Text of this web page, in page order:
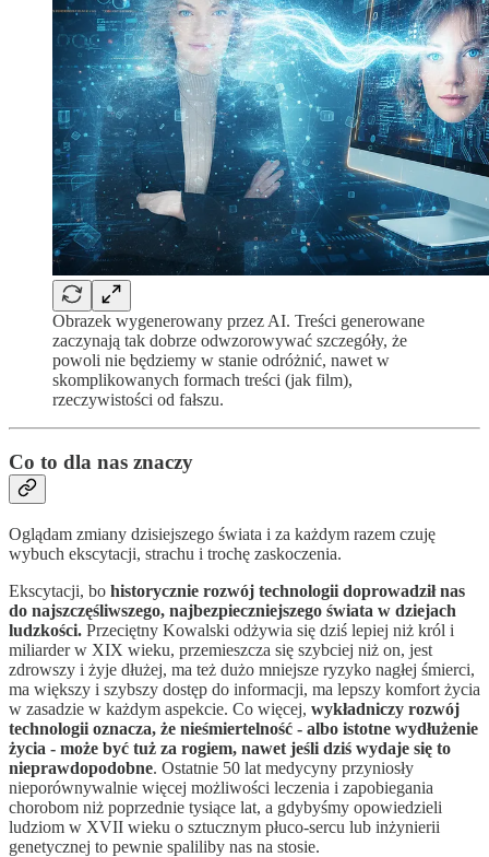
Obrazek wygenerowany przez AI. Treści generowane
zaczynają tak dobrze odwzorowywać szczegóły, że
powoli nie będziemy w stanie odróżnić, nawet w
skomplikowanych formach treści (jak film),
rzeczywistości od fałszu.
Co to dla nas znaczy
Oglądam zmiany dzisiejszego świata i za każdym razem czuję
wybuch ekscytacji, strachu i trochę zaskoczenia.
Ekscytacji, bo historycznie rozwój technologii doprowadził nas
do najszczęśliwszego, najbezpieczniejszego świata w dziejach
ludzkości. Przeciętny Kowalski odżywia się dziś lepiej niż król i
miliarder w XIX wieku, przemieszcza się szybciej niż on, jest
zdrowszy i żyje dłużej, ma też dużo mniejsze ryzyko nagłej śmierci,
ma większy i szybszy dostęp do informacji, ma lepszy komfort życia
w zasadzie w każdym aspekcie. Co więcej, wykładniczy rozwój
technologii oznacza, że nieśmiertelność - albo istotne wydłużenie
życia - może być tuż za rogiem, nawet jeśli dziś wydaje się to
nieprawdopodobne. Ostatnie 50 lat medycyny przyniosły
nieporównywalnie więcej możliwości leczenia i zapobiegania
chorobom niż poprzednie tysiące lat, a gdybyśmy opowiedzieli
ludziom w XVII wieku o sztucznym płuco-sercu lub inżynierii
genetycznej to pewnie spaliliby nas na stosie.